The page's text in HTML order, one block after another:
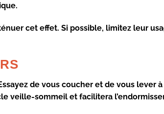
cet effet. Si possible, limitez leur
de vous coucher et de vous lever
veille-sommeil et facilitera